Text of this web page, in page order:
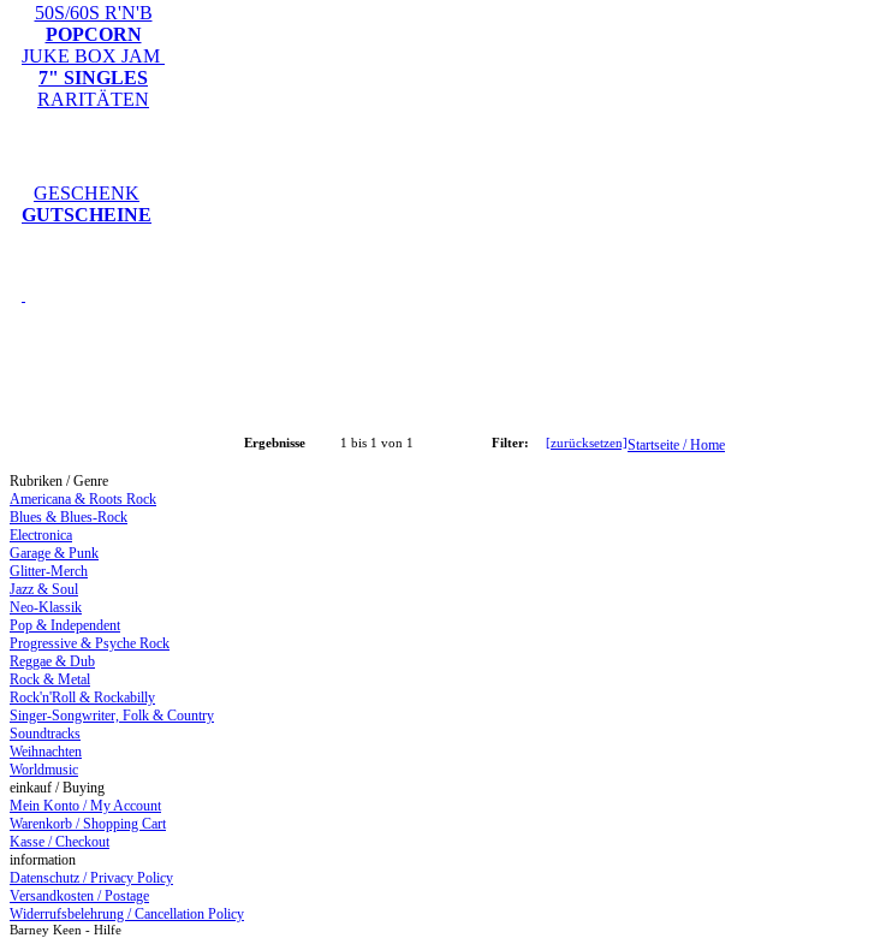
50S/60S R'N'B
POPCORN
JUKE BOX JAM
7" SINGLES
RARITÄTEN
GESCHENK
GUTSCHEINE
Ergebnisse 1 bis 1 von 1 Filter: [zurücksetzen]Startseite / Home
Rubriken / Genre
Americana & Roots Rock
Blues & Blues-Rock
Electronica
Garage & Punk
Glitter-Merch
Jazz & Soul
Neo-Klassik
Pop & Independent
Progressive & Psyche Rock
Reggae & Dub
Rock & Metal
Rock'n'Roll & Rockabilly
Singer-Songwriter, Folk & Country
Soundtracks
Weihnachten
Worldmusic
einkauf / Buying
Mein Konto / My Account
Warenkorb / Shopping Cart
Kasse / Checkout
information
Datenschutz / Privacy Policy
Versandkosten / Postage
Widerrufsbelehrung / Cancellation Policy
Barney Keen - Hilfe